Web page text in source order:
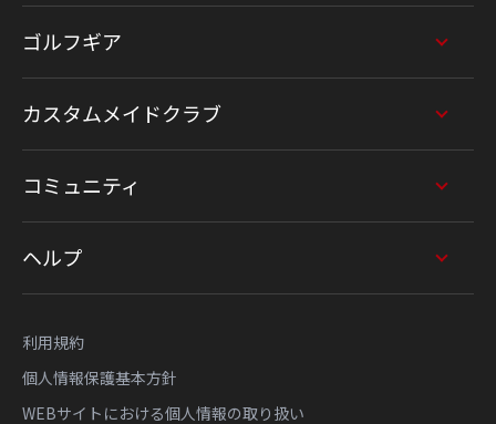
ゴルフギア
カスタムメイドクラブ
コミュニティ
ヘルプ
利用規約
個人情報保護基本方針
WEBサイトにおける個人情報の取り扱い